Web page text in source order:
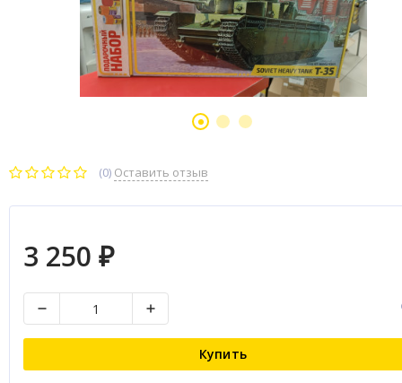
(0) Оставить отзыв
3 250 ₽
Купить